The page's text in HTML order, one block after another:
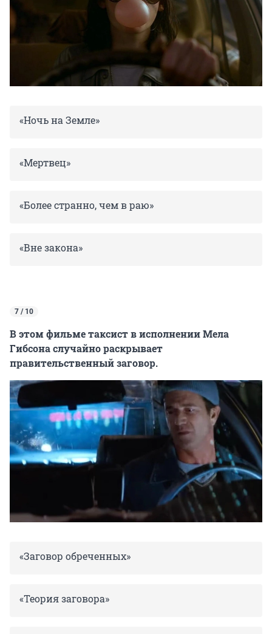
«Ночь на Земле»
«Мертвец»
«Более странно, чем в раю»
«Вне закона»
7 / 10
В этом фильме таксист в исполнении Мела
Гибсона случайно раскрывает
правительственный заговор.
«Заговор обреченных»
«Теория заговора»